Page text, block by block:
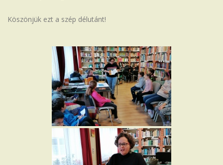
Köszönjük ezt a szép délutánt!